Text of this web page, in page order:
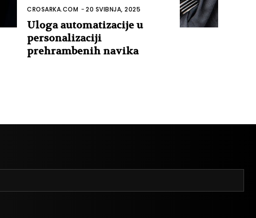
CROSARKA.COM -20 SVIBNJA, 2025
Uloga automatizacije u
personalizaciji
prehrambenih navika